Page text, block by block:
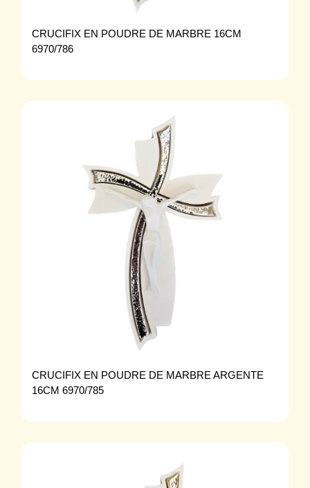
CRUCIFIX EN POUDRE DE MARBRE 16CM
6970/786
CRUCIFIX EN POUDRE DE MARBRE ARGENTE
16CM 6970/785